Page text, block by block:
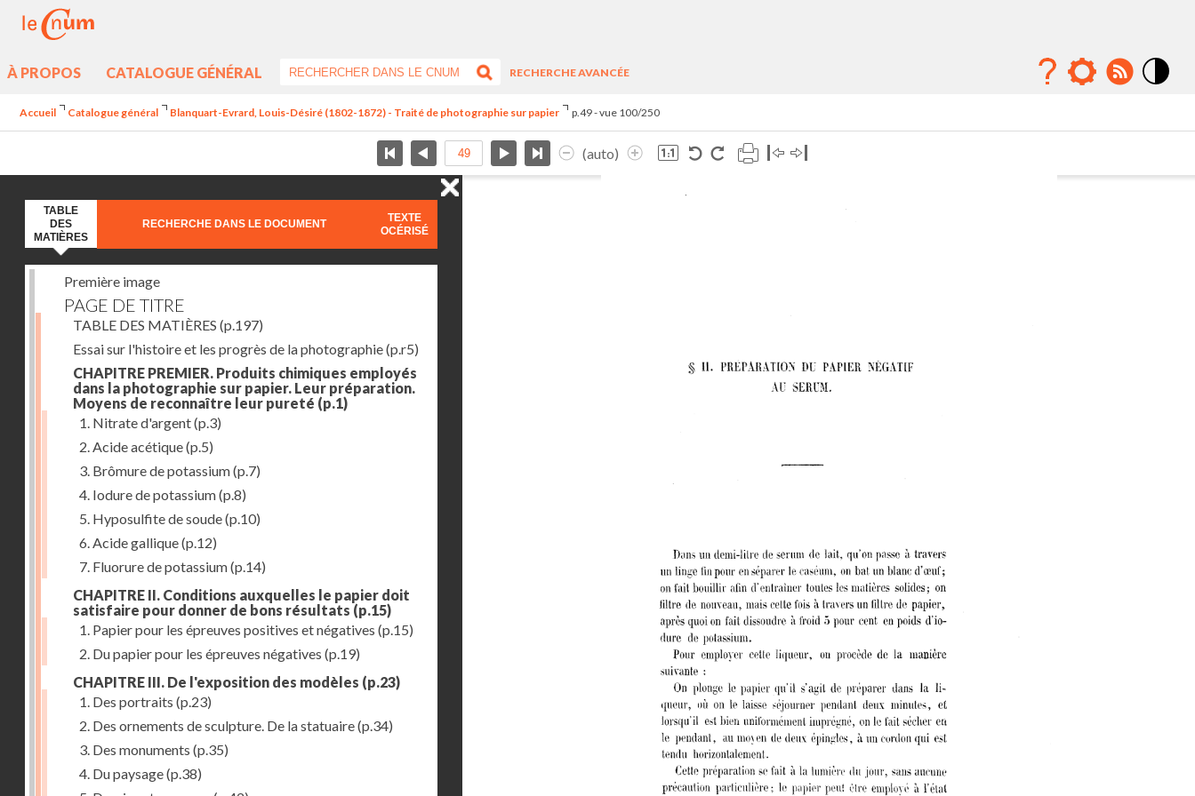
À PROPOS CATALOGUE GÉNÉRAL
RECHERCHE AVANCÉE
Accueil Catalogue général Blanquart-Evrard, Louis-Désiré (1802-1872) - Traité de photographie sur papier p.49 - vue 100/250
(auto)
TABLE
DES
MATIÈRES
RECHERCHE DANS LE DOCUMENT
TEXTE
OCÉRISÉ
Première image
PAGE DE TITRE
TABLE DES MATIÈRES (p.197)
Essai sur l'histoire et les progrès de la photographie(p.r5)
CHAPITRE PREMIER. Produits chimiques employés
dans la photographie sur papier. Leur préparation.
Moyens de reconnaître leur pureté (p.1)
1. Nitrate d'argent(p.3)
2. Acide acétique(p.5)
3. Brômure de potassium(p.7)
4. Iodure de potassium(p.8)
5. Hyposulfite de soude(p.10)
6. Acide gallique(p.12)
7. Fluorure de potassium(p.14)
CHAPITRE II. Conditions auxquelles le papier doit
satisfaire pour donner de bons résultats (p.15)
1. Papier pour les épreuves positives et négatives (p.15)
2. Du papier pour les épreuves négatives (p.19)
CHAPITRE III. De l'exposition des modèles (p.23)
1. Des portraits (p.23)
2. Des ornements de sculpture. De la statuaire(p.34)
3. Des monuments (p.35)
4. Du paysage(p.38)